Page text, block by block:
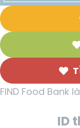
FIND Food Bank
ID